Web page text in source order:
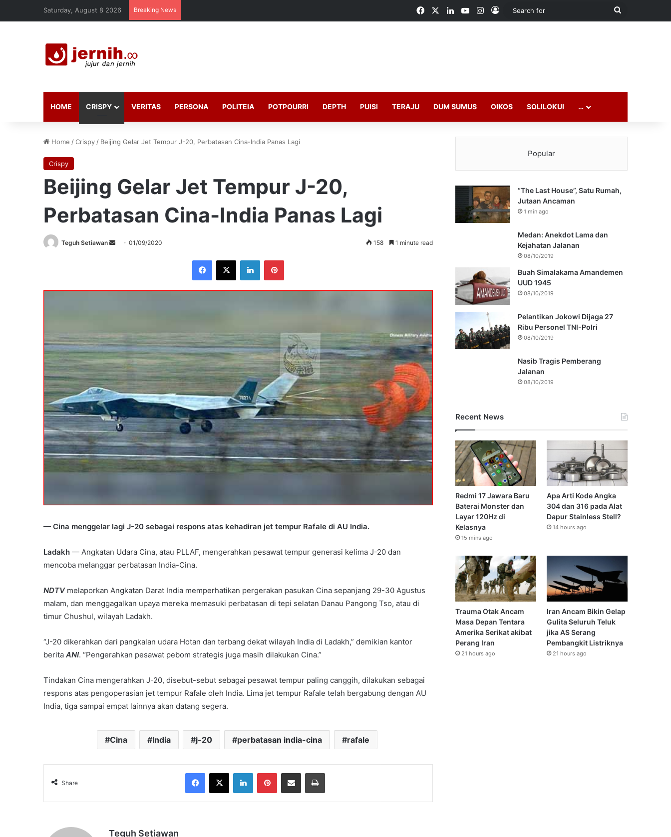
Saturday, August 8 2026 Breaking News FacebookLinkedInYouTubeInstagram
Log In
Search
HOME CRISPY VERITAS PERSONA POLITEIA POTPOURRI DEPTH PUISI TERAJU DUM SUMUS OIKOS SOLILOKUI …
Home /Crispy / Beijing Gelar Jet Tempur J-20, Perbatasan Cina-India Panas Lagi
Crispy
Beijing Gelar Jet Tempur J-20,
Perbatasan Cina-India Panas Lagi
Teguh Setiawan
Send01/09/2020 158 1 minute read
Facebook
X LinkedInPinterest
— Cina menggelar lagi J-20 sebagai respons atas kehadiran jet tempur Rafale di AU India.
Ladakh — Angkatan Udara Cina, atau PLLAF, mengerahkan pesawat tempur generasi kelima J-20 dan
mencoba melanggar perbatasan India-Cina.
NDTV melaporkan Angkatan Darat India memperhatikan pergerakan pasukan Cina sepanjang 29-30 Agustus
malam, dan menggagalkan upaya mereka memasuki perbatasan di tepi selatan Danau Pangong Tso, atau di
timur Chushul, wilayah Ladakh.
“J-20 dikerahkan dari pangkalan udara Hotan dan terbang dekat wilayah India di Ladakh,” demikian kantor
berita ANI. “Pengerahkan pesawat pebom strategis juga masih dilakukan Cina.”
Tindakan Cina mengerahkan J-20, disebut-sebut sebagai pesawat tempur paling canggih, dilakukan sebagai
respons atas pengoperasian jet tempur Rafale oleh India. Lima jet tempur Rafale telah bergabung dengan AU
India, tiga sampai empat lainnya akan datang segera.
Cina India j-20 perbatasan india-cina rafale
Share
Facebook
X LinkedInPinterestShare via Email Print
Teguh Setiawan
Popular
“The Last House”, Satu Rumah,
Jutaan Ancaman
1 min ago
Medan: Anekdot Lama dan
Kejahatan Jalanan
08/10/2019
Buah Simalakama Amandemen
UUD 1945
08/10/2019
Pelantikan Jokowi Dijaga 27
Ribu Personel TNI-Polri
08/10/2019
Nasib Tragis Pemberang
Jalanan
08/10/2019
Recent News
Redmi 17 Jawara Baru
Baterai Monster dan
Layar 120Hz di
Kelasnya
15 mins ago
Apa Arti Kode Angka
304 dan 316 pada Alat
Dapur Stainless Stell?
14 hours ago
Trauma Otak Ancam
Masa Depan Tentara
Amerika Serikat akibat
Perang Iran
21 hours ago
Iran Ancam Bikin Gelap
Gulita Seluruh Teluk
jika AS Serang
Pembangkit Listriknya
21 hours ago